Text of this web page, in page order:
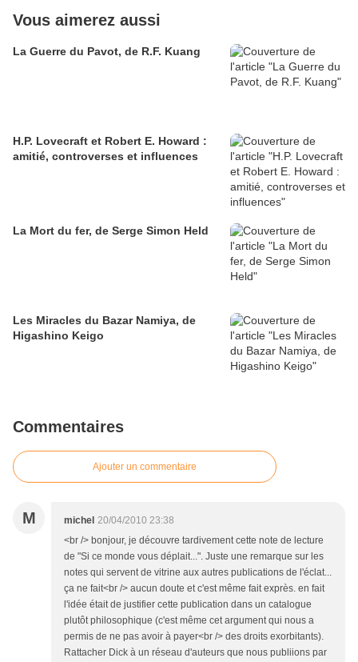
Vous aimerez aussi
La Guerre du Pavot, de R.F. Kuang
H.P. Lovecraft et Robert E. Howard :
amitié, controverses et influences
La Mort du fer, de Serge Simon Held
Les Miracles du Bazar Namiya, de
Higashino Keigo
Commentaires
Ajouter un commentaire
M michel 20/04/2010 23:38
<br /> bonjour, je découvre tardivement cette note de lecture
de "Si ce monde vous déplait...". Juste une remarque sur les
notes qui servent de vitrine aux autres publications de l'éclat...
ça ne fait<br /> aucun doute et c'est même fait exprès. en fait
l'idée était de justifier cette publication dans un catalogue
plutôt philosophique (c'est même cet argument qui nous a
permis de ne pas avoir à payer<br /> des droits exorbitants).
Rattacher Dick à un réseau d'auteurs que nous publiions par